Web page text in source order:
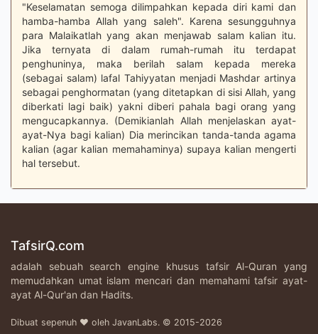
"Keselamatan semoga dilimpahkan kepada diri kami dan
hamba-hamba Allah yang saleh". Karena sesungguhnya
para Malaikatlah yang akan menjawab salam kalian itu.
Jika ternyata di dalam rumah-rumah itu terdapat
penghuninya, maka berilah salam kepada mereka
(sebagai salam) lafal Tahiyyatan menjadi Mashdar artinya
sebagai penghormatan (yang ditetapkan di sisi Allah, yang
diberkati lagi baik) yakni diberi pahala bagi orang yang
mengucapkannya. (Demikianlah Allah menjelaskan ayat-
ayat-Nya bagi kalian) Dia merincikan tanda-tanda agama
kalian (agar kalian memahaminya) supaya kalian mengerti
hal tersebut.
TafsirQ.com
adalah sebuah search engine khusus tafsir Al-Quran yang
memudahkan umat islam mencari dan memahami tafsir ayat-
ayat Al-Qur'an dan Hadits.
Dibuat sepenuh ♥ oleh JavanLabs. © 2015-2026